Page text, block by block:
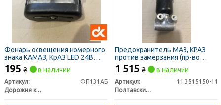
Фонарь освещения номерного
знака КАМАЗ, КрАЗ LED 24В
(светодиодный) (ДК)
195 ₴ в наличии
Артикул:
ФП131АБ
Дорожня карта
Предохранитель МАЗ, КРАЗ
против замерзания (пр-во
ПААЗ)
1 515 ₴ в наличии
Артикул:
11.3515150-11
Полтавский Автоагрегатный Завод